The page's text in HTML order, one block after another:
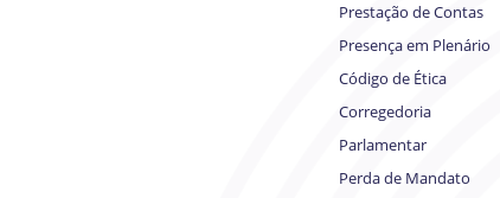
Prestação de Contas
Presença em Plenário
Código de Ética
Corregedoria
Parlamentar
Perda de Mandato